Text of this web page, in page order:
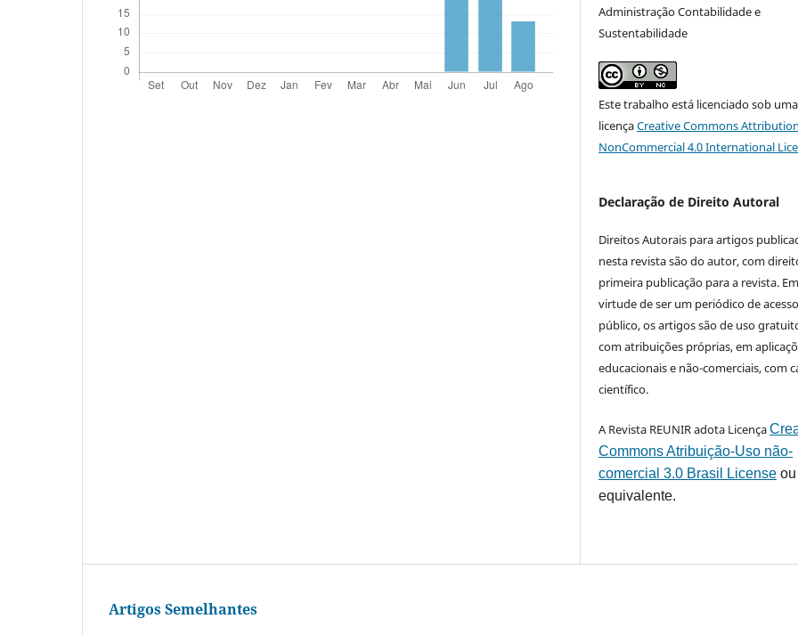
Administração Contabilidade e
Sustentabilidade
Este trabalho está licenciado sob uma
licençaCreative Commons
NonCommercial 4.0 International
Declaração de Direito Autoral
Direitos Autorais para artigos
nesta revista são do autor, com
primeira publicação para a revista. Em
virtude de ser um periódico de acesso
público, os artigos são de uso
com atribuições próprias, em
educacionais e não-comerciais, com
científico.
A Revista REUNIR adota Licença
Commons Atribuição-Uso não-
comercial 3.0 Brasil License
equivalente.
Artigos Semelhantes